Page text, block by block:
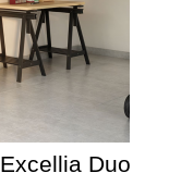
Duo